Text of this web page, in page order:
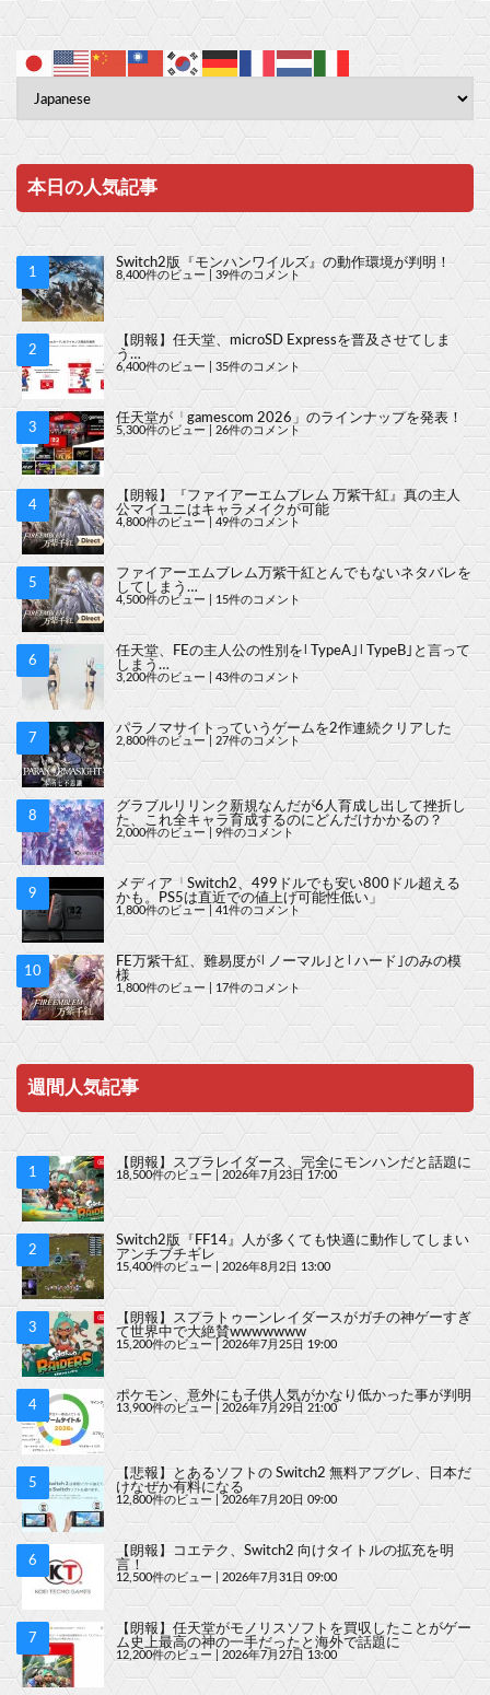
本日の人気記事
Switch2版『モンハンワイルズ』の動作環境が判明！
8,400件のビュー 39件のコメント
【朗報】任天堂、microSD Expressを普及させてしま
う…
6,400件のビュー 35件のコメント
任天堂が「gamescom 2026」のラインナップを発表！
5,300件のビュー| 26件のコメント
【朗報】『ファイアーエムブレム 万紫千紅』真の主人
公マイユニはキャラメイクが可能
4,800件のビュー 49件のコメント
ファイアーエムブレム万紫千紅とんでもないネタバレを
してしまう…
4,500件のビュー |15件のコメント
任天堂、FEの主人公の性別を｢TypeA｣｢TypeB｣と言って
しまう…
3,200件のビュー 43件のコメント
パラノマサイトっていうゲームを2作連続クリアした
2,800件のビュー 27件のコメント
グラブルリリンク新規なんだが6人育成し出して挫折し
た、これ全キャラ育成するのにどんだけかかるの？
2,000件のビュー 9件のコメント
メディア「Switch2、499ドルでも安い800ドル超える
かも。PS5は直近での値上げ可能性低い」
1,800件のビュー 41件のコメント
FE万紫千紅、難易度が｢ノーマル｣と｢ハード｣のみの模
様
1,800件のビュー| 17件のコメント
週間人気記事
【朗報】スプラレイダース、完全にモンハンだと話題に
18,500件のビュー 2026年7月23日 17:00
Switch2版『FF14』人が多くても快適に動作してしまい
アンチブチギレ
15,400件のビュー 2026年8月2日 13:00
【朗報】スプラトゥーンレイダースがガチの神ゲーすぎ
て世界中で大絶賛wwwwwww
15,200件のビュー |2026年7月25日 19:00
ポケモン、意外にも子供人気がかなり低かった事が判明
13,900件のビュー 2026年7月29日 21:00
【悲報】とあるソフトの Switch2 無料アプグレ、日本だ
けなぜか有料になる
12,800件のビュー 2026年7月20日 09:00
【朗報】コエテク、Switch2 向けタイトルの拡充を明
言！
12,500件のビュー 2026年7月31日 09:00
【朗報】任天堂がモノリスソフトを買収したことがゲー
ム史上最高の神の一手だったと海外で話題に
12,200件のビュー 2026年7月27日 13:00